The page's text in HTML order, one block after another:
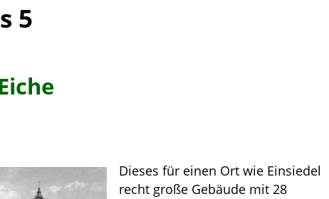
5
Dieses für einen Ort wie Einsiedel
recht große Gebäude mit 28